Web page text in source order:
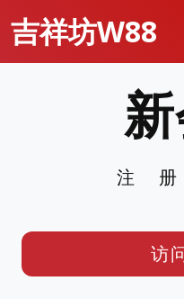
吉祥坊W88
注
访